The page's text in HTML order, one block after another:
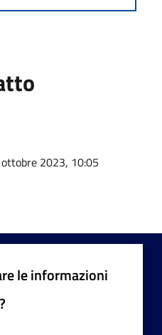
2023, 10:05
le informazioni